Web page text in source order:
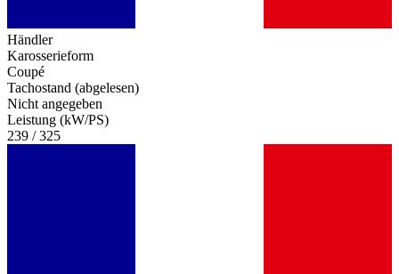
Händler
Karosserieform
Coupé
Tachostand (abgelesen)
Nicht angegeben
Leistung (kW/PS)
239 / 325